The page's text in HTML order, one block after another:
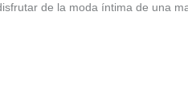
de la moda íntima de una